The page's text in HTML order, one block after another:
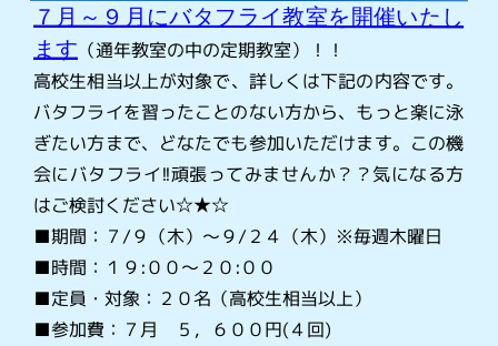
７月～９月にバタフライ教室を開催いたし
ます （通年教室の中の定期教室）！！
高校生相当以上が対象で、詳しくは下記の内容です。
バタフライを習ったことのない方から、もっと楽に泳
ぎたい方まで、どなたでも参加いただけます。この機
会にバタフライ!!頑張ってみませんか？？気になる方
はご検討ください☆★☆
■期間：７/９（木）～９/２４（木）※毎週木曜日
■時間：１９:００～２０:００
■定員・対象：２０名（高校生相当以上）
■参加費：７月 ５，６００円(４回)